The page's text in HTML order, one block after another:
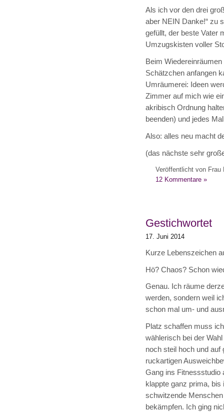
Als ich vor den drei
aber NEIN Danke!“ zu
gefüllt, der beste Vater
Umzugskisten voller
Beim
Schätzchen anfangen
Umräumerei: Ideen
Zimmer auf mich wie
akribisch Ordnung
beenden) und jedes
Also: alles neu macht
(das nächste sehr
Veröffentlicht von Frau
12 Kommentare »
Gestichwortet
17. Juni 2014
Kurze Lebenszeichen
Hö? Chaos? Schon
Genau. Ich räume
werden, sondern weil
schon mal um- und
Platz schaffen muss
wählerisch bei der
noch steil hoch und
ruckartigen
Gang ins Fitnessstudio
klappte ganz prima,
schwitzende
bekämpfen. Ich ging